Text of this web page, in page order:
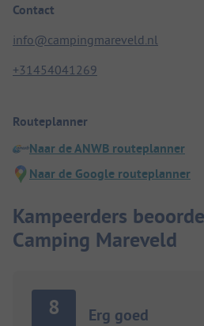
Contact
info@campingmareveld.nl
+31454041269
Routeplanner
Naar de ANWB routeplanner
Naar de Google routeplanner
Kampeerders
Camping Mareveld
8 Erg goed